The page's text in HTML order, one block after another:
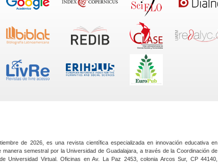
de 2026, es una revista científica especializada en innovación educativa en
semestral por la Universidad de Guadalajara, a través de la Coordinación de
Universidad Virtual. Oficinas en Av. La Paz 2453, colonia Arcos Sur, CP 44140,